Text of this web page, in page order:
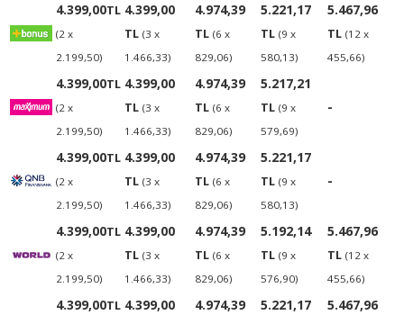
4.399,00TL
(2 x
2.199,50)
4.399,00
TL (3 x
1.466,33)
4.974,39
TL (6 x
829,06)
5.221,17
TL (9 x
580,13)
5.467,96
TL (12 x
455,66)
4.399,00TL
(2 x
2.199,50)
4.399,00
TL (3 x
1.466,33)
4.974,39
TL (6 x
829,06)
5.217,21
TL (9 x
579,69)
-
4.399,00TL
(2 x
2.199,50)
4.399,00
TL (3 x
1.466,33)
4.974,39
TL (6 x
829,06)
5.221,17
TL (9 x
580,13)
-
4.399,00TL
(2 x
2.199,50)
4.399,00
TL (3 x
1.466,33)
4.974,39
TL (6 x
829,06)
5.192,14
TL (9 x
576,90)
5.467,96
TL (12 x
455,66)
4.399,00TL 4.399,00 4.974,39 5.221,17 5.467,96